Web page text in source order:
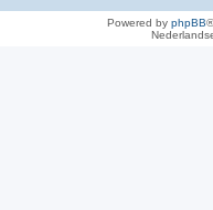
Powered by phpBB